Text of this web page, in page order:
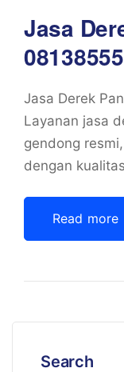
Jasa
Jasa Derek
Layanan jasa
gendong
dengan
Read more
Search